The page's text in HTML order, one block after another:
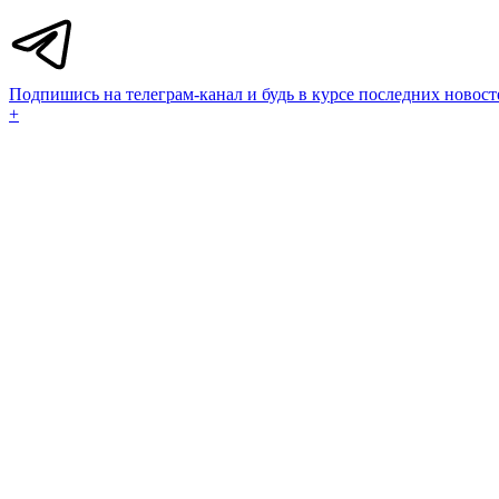
Подпишись на телеграм-канал и будь в курсе последних
+